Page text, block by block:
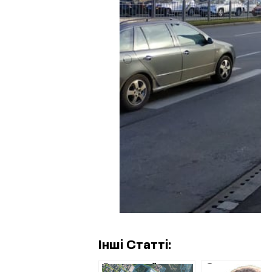
Інші Статті:
Верховний суд Справа